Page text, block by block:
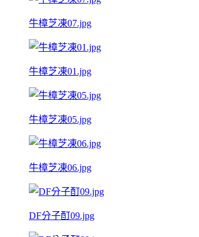
牛樟芝凍07.jpg
牛樟芝凍01.jpg
牛樟芝凍05.jpg
牛樟芝凍06.jpg
DF分子酊09.jpg